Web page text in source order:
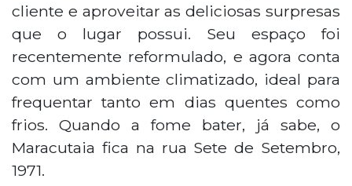
cliente e aproveitar as deliciosas surpresas
que o lugar possui. Seu espaço foi
recentemente reformulado, e agora conta
com um ambiente climatizado, ideal para
frequentar tanto em dias quentes como
frios. Quando a fome bater, já sabe, o
Maracutaia fica na rua Sete de Setembro,
1971.